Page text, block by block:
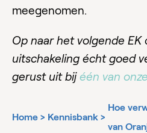
meegenomen.
Op naar het volgende EK
uitschakeling écht goed
gerust uit bijéén van
Home > Kennisbank >
Hoe
van